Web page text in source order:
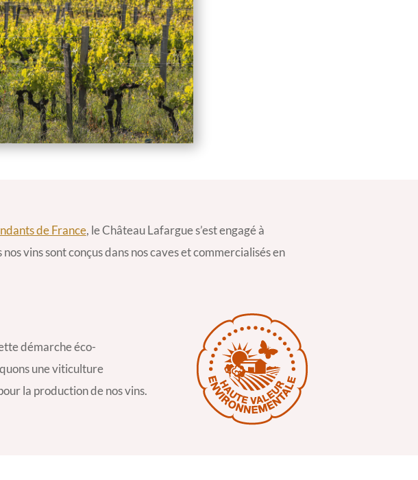
de France, le Château Lafargue s’est engagé à
vins sont conçus dans nos caves et commercialisés en
démarche éco-
une viticulture
la production de nos vins.